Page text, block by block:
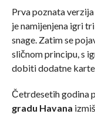
Prva poznata
je namijenjena igri
snage. Zatim se
sličnom principu, s
dobiti dodatne karte
Četrdesetih godina
gradu Havana